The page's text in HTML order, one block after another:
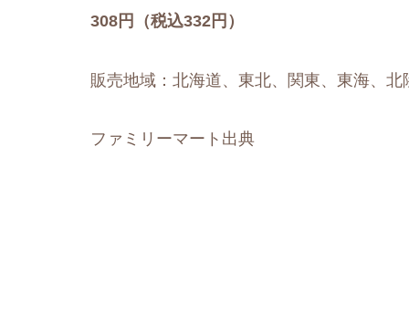
308円（税込332円）
販売地域：北海道、東北、関東、東海、
ファミリーマート出典